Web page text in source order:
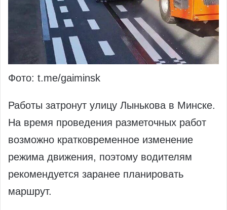
Фото: t.me/gaiminsk
Работы затронут улицу Лынькова в Минске.
На время проведения разметочных работ
возможно кратковременное изменение
режима движения, поэтому водителям
рекомендуется заранее планировать
маршрут.